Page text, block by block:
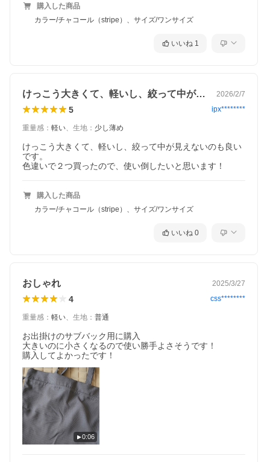
購入した商品
カラー/チャコール（stripe）、サイズ/ワンサイズ
いいね 1
けっこう大きくて、軽いし、絞って中が見… 2026/2/7
5 ipx********
重量感 ： 軽い、 生地 ： 少し薄め
けっこう大きくて、軽いし、絞って中が見えないのも良い
です。
色違いで２つ買ったので、使い倒したいと思います！
購入した商品
カラー/チャコール（stripe）、サイズ/ワンサイズ
いいね 0
おしゃれ 2025/3/27
4 css********
重量感 ： 軽い、 生地 ： 普通
お出掛けのサブバック用に購入
大きいのに小さくなるので使い勝手よさそうです！
購入してよかったです！
0:06